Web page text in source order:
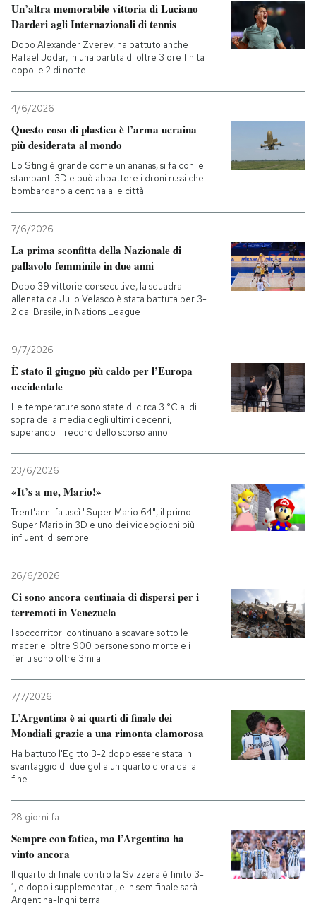
Un’altra memorabile vittoria di Luciano
Darderi agli Internazionali di tennis
Dopo Alexander Zverev, ha battuto anche
Rafael Jodar, in una partita di oltre 3 ore finita
dopo le 2 di notte
4/6/2026
Questo coso di plastica è l’arma ucraina
più desiderata al mondo
Lo Sting è grande come un ananas, si fa con le
stampanti 3D e può abbattere i droni russi che
bombardano a centinaia le città
7/6/2026
La prima sconfitta della Nazionale di
pallavolo femminile in due anni
Dopo 39 vittorie consecutive, la squadra
allenata da Julio Velasco è stata battuta per 3-
2 dal Brasile, in Nations League
9/7/2026
È stato il giugno più caldo per l’Europa
occidentale
Le temperature sono state di circa 3 °C al di
sopra della media degli ultimi decenni,
superando il record dello scorso anno
23/6/2026
«It’s a me, Mario!»
Trent'anni fa uscì "Super Mario 64", il primo
Super Mario in 3D e uno dei videogiochi più
influenti di sempre
26/6/2026
Ci sono ancora centinaia di dispersi per i
terremoti in Venezuela
I soccorritori continuano a scavare sotto le
macerie: oltre 900 persone sono morte e i
feriti sono oltre 3mila
7/7/2026
L’Argentina è ai quarti di finale dei
Mondiali grazie a una rimonta clamorosa
Ha battuto l'Egitto 3-2 dopo essere stata in
svantaggio di due gol a un quarto d'ora dalla
fine
28 giorni fa
Sempre con fatica, ma l’Argentina ha
vinto ancora
Il quarto di finale contro la Svizzera è finito 3-
1, e dopo i supplementari, e in semifinale sarà
Argentina-Inghilterra